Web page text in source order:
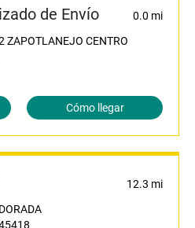
de Envío
0.0 mi
ZAPOTLANEJO CENTRO
Cómo llegar
12.3 mi